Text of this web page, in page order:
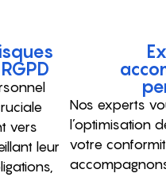
vers
leur
Nos experts
l’optimisation
votre